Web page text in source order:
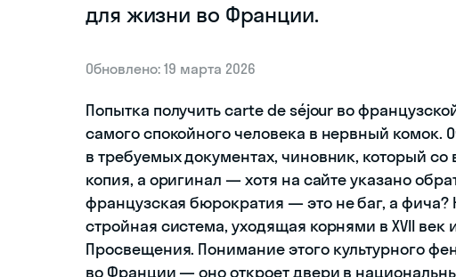
для жизни во Франции.
Обновлено: 19 марта 2026
Попытка получить carte de séjour во
самого спокойного человека в нервный комок.
в требуемых документах, чиновник, который
копия, а оригинал — хотя на сайте указано
французская бюрократия — это не баг, а
стройная система, уходящая корнями в XVII
Просвещения. Понимание этого культурного
во Франции — оно откроет двери в